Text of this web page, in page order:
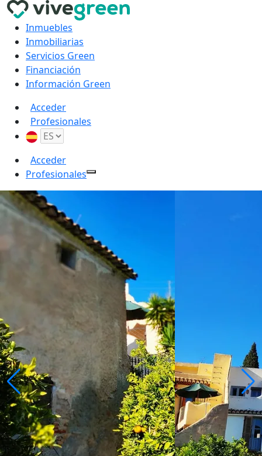
Inmuebles
Inmobiliarias
Servicios Green
Financiación
Información Green
Acceder
Profesionales
Acceder
Profesionales